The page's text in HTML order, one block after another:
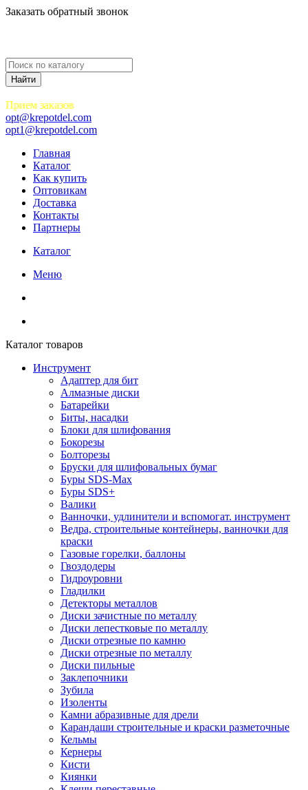
Заказать обратный звонок
Прием заказов
opt@krepotdel.com
opt1@krepotdel.com
Главная
Каталог
Как купить
Оптовикам
Доставка
Контакты
Партнеры
Каталог
Меню
Каталог товаров
Инструмент
Адаптер для бит
Алмазные диски
Батарейки
Биты, насадки
Блоки для шлифования
Бокорезы
Болторезы
Бруски для шлифовальных бумаг
Буры SDS-Max
Буры SDS+
Валики
Ванночки, удлинители и вспомогат. инструмент
Ведра, строительные контейнеры, ванночки для
краски
Газовые горелки, баллоны
Гвоздодеры
Гидроуровни
Гладилки
Детекторы металлов
Диски зачистные по металлу
Диски лепестковые по металлу
Диски отрезные по камню
Диски отрезные по металлу
Диски пильные
Заклепочники
Зубила
Изоленты
Камни абразивные для дрели
Карандаши строительные и краски разметочные
Кельмы
Кернеры
Кисти
Киянки